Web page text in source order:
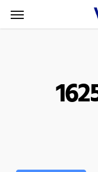
Skip
to
Menu
Menu